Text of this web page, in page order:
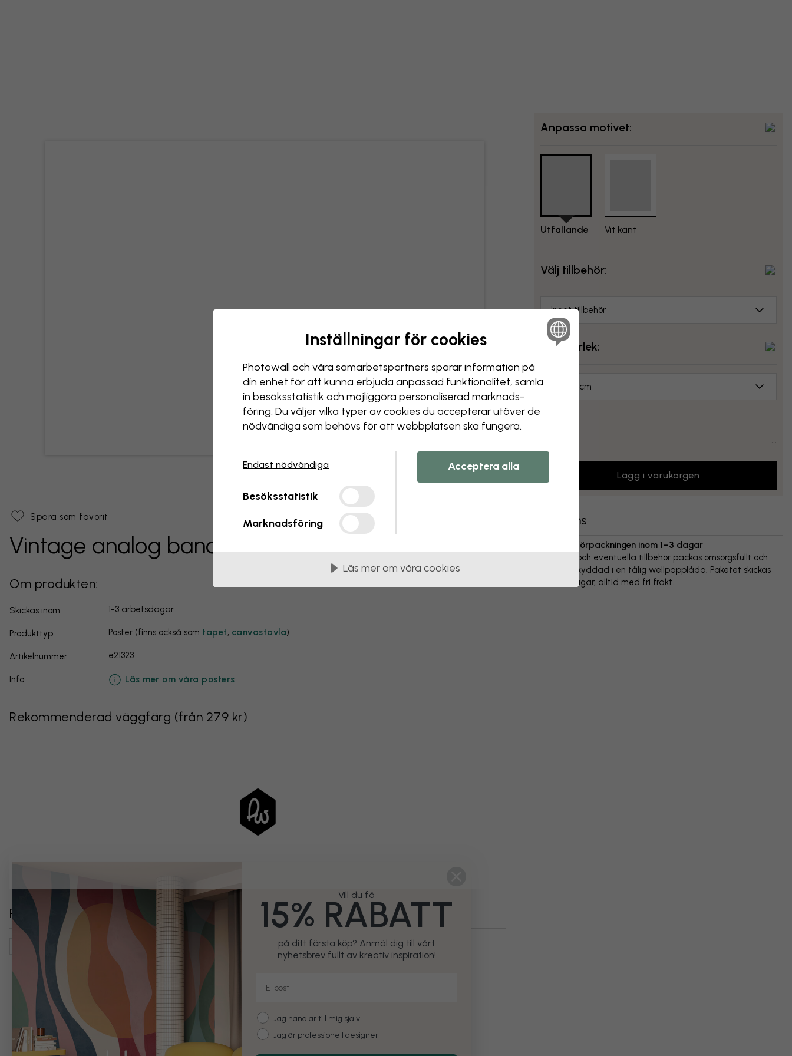
Anpassa motivet:
Utfallande Vit kant
Välj tillbehör:
Inget tillbehör
Välj storlek:
70x50 cm
...
Lägg i varukorgen
Spara som favorit
Vintage analog bandspelare
Om produkten:
Skickas inom: 1-3 arbetsdagar
Produkttyp: Poster (finns också som tapet, canvastavla)
Artikelnummer: e21323
info: Läs mer om våra posters
Rekommenderad väggfärg (från 279 kr)
Relaterade kategorier
Vintage Stilar
Leverans
Vi skickar förpackningen inom 1–3 dagar
Din poster och eventuella tillbehör packas omsorgsfullt och
levereras skyddad i en tålig wellpapplåda. Paketet skickas
inom 1-3 dagar, alltid med fri frakt.
Inställningar för cookies
Photowall och våra samarbets­partners sparar information på
din enhet för att kunna erbjuda anpassad funktionalitet, samla
in besöks­statistik och möjliggöra personaliserad marknads­
föring. Du väljer vilka typer av cookies du accepterar utöver de
nödvändiga som behövs för att webbplatsen ska fungera.
Endast nödvändiga
Besöksstatistik
Marknadsföring
Acceptera alla
Läs mer om våra cookies
Vill du få
15% RABATT
på ditt första köp? Anmäl dig till vårt
nyhetsbrev fullt av kreativ inspiration!
Customer type
Jag handlar till mig själv
Jag är professionell designer